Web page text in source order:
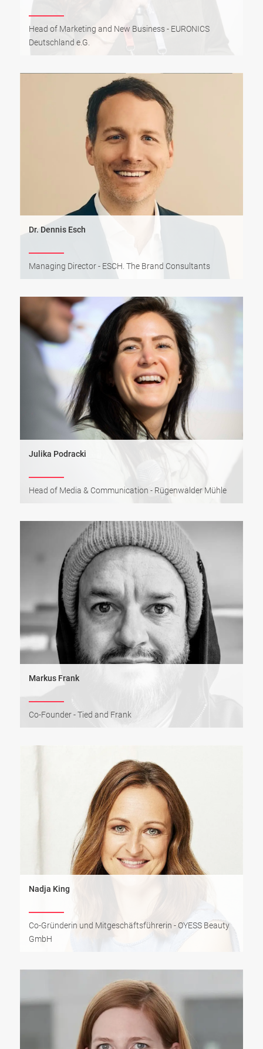
Head of Marketing and New Business - EURONICS
Deutschland e.G.
Dr. Dennis Esch
Managing Director - ESCH. The Brand Consultants
Julika Podracki
Head of Media & Communication - Rügenwalder Mühle
Markus Frank
Co-Founder - Tied and Frank
Nadja King
Co-Gründerin und Mitgeschäftsführerin - OYESS Beauty
GmbH